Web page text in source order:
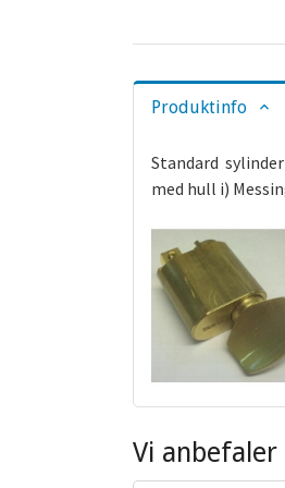
Produktinfo
Standard
med hull i)
Vi anbefaler